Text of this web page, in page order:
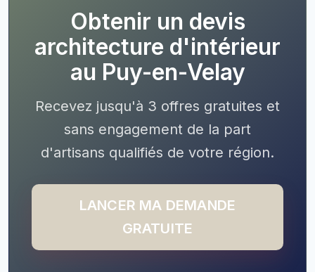
Obtenir un devis
architecture d'intérieur
au Puy-en-Velay
Recevez jusqu'à 3 offres gratuites et
sans engagement de la part
d'artisans qualifiés de votre région.
LANCER MA DEMANDE
GRATUITE